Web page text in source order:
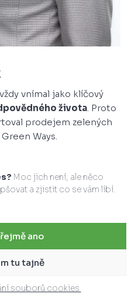
Moc jich není, ale něco
a zjistit co se vám líbí.
ano
tu tajně
souborů cookies
vnímal jako klíčový
života . Proto
prodejem zelených
Ways.
Došel jsem k
zásadně ovlivňuje stav
A to byl můj
stojí po mém boku,
společnostiBroker
přísnému řádu,